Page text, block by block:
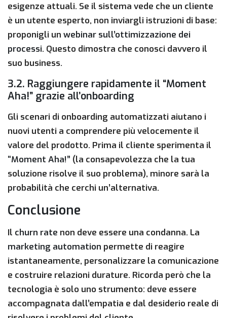
esigenze attuali. Se il sistema vede che un cliente
è un utente esperto, non inviargli istruzioni di base:
proponigli un webinar sull’ottimizzazione dei
processi. Questo dimostra che conosci davvero il
suo business.
3.2. Raggiungere rapidamente il “Moment
Aha!” grazie all’onboarding
Gli scenari di onboarding automatizzati aiutano i
nuovi utenti a comprendere più velocemente il
valore del prodotto. Prima il cliente sperimenta il
“Moment Aha!” (la consapevolezza che la tua
soluzione risolve il suo problema), minore sarà la
probabilità che cerchi un’alternativa.
Conclusione
Il churn rate non deve essere una condanna. La
marketing automation permette di reagire
istantaneamente, personalizzare la comunicazione
e costruire relazioni durature. Ricorda però che la
tecnologia è solo uno strumento: deve essere
accompagnata dall’empatia e dal desiderio reale di